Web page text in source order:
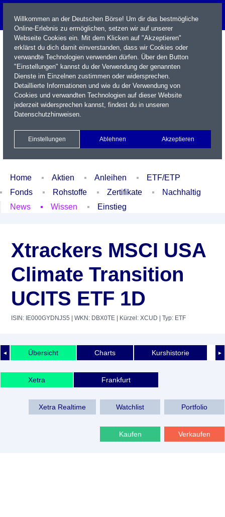
Name / WKN / ISIN / Kürzel
Xetra Realtime
Watchlist Portfolio Login
Home Aktien Anleihen
ETF/ETP
Fonds
Rohstoffe Zertifikate
Nachhaltig
News
Wissen Einstieg
Xtrackers MSCI USA
Climate Transition
UCITS ETF 1D
ISIN: IE000GYDNJS5 | WKN: DBX0TE | Kürzel: XCUD | Typ: ETF
◄ ►
Übersicht Charts Kurshistorie
Xetra Frankfurt
Xetra Realtime Watchlist Portfolio
Kaufen Verkaufen
Willkommen an der Deutschen Börse! Um dir das bestmögliche
Online-Erlebnis zu ermöglichen, setzen wir auf unserer
Webseite Cookies ein. Mit dem Klicken auf "Akzeptieren"
erklärst du dich damit einverstanden, dass wir Cookies oder
verwandte Technologien verwenden dürfen. Über den Button
"Einstellungen" kannst du der Verwendung der genannten
Dienste im Einzelnen zustimmen oder widersprechen.
Detaillierte Informationen und wie du der Verwendung von
Cookies und verwandten Technologien auf dieser Website
jederzeit widersprechen kannst, findest du in unseren
Datenschutzhinweisen.
Einstellungen Ablehnen Akzeptieren